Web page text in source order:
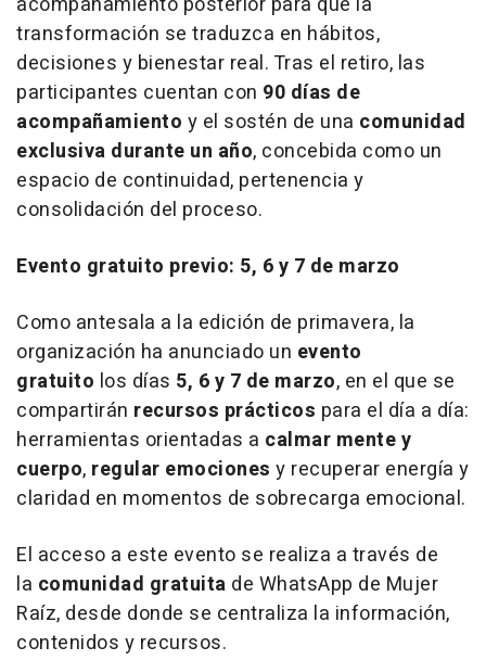
transformación se traduzca en hábitos,
decisiones y bienestar real. Tras el retiro, las
participantes cuentan con 90 días de
acompañamiento y el sostén de una comunidad
exclusiva durante un año, concebida como un
espacio de continuidad, pertenencia y
consolidación del proceso.
Evento gratuito previo: 5, 6 y 7 de marzo
Como antesala a la edición de primavera, la
organización ha anunciado un evento
gratuito los días 5, 6 y 7 de marzo, en el que se
compartirán recursos prácticos para el día a día:
herramientas orientadas a calmar mente y
cuerpo, regular emociones y recuperar energía y
claridad en momentos de sobrecarga emocional.
El acceso a este evento se realiza a través de
la comunidad gratuita de WhatsApp de Mujer
Raíz, desde donde se centraliza la información,
contenidos y recursos.